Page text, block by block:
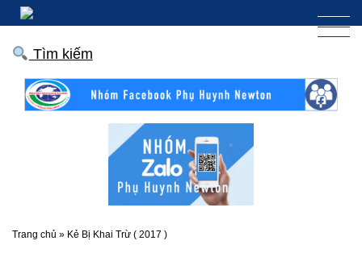
Tìm kiếm
Trang chủ » Kẻ Bị Khai Trừ ( 2017 )